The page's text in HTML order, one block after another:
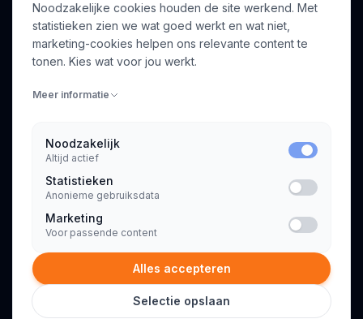
Over ons
Voor opdrachtgevers
Profiel aanmaken
INFORMATIE
Algemene voorwaarden
Privacyverklaring
© 2026 Consultant.nl. Alle rechten voorbehouden.
Noodzakelijke cookies houden de site werkend. Met
statistieken zien we wat goed werkt en wat niet,
marketing-cookies helpen ons relevante content te
tonen. Kies wat voor jou werkt.
Meer informatie
Noodzakelijk
Altijd actief
Statistieken
Anonieme gebruiksdata
Marketing
Voor passende content
Alles accepteren
Selectie opslaan